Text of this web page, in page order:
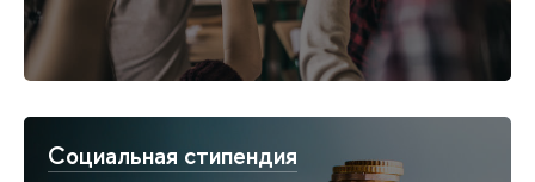
Социальная стипендия